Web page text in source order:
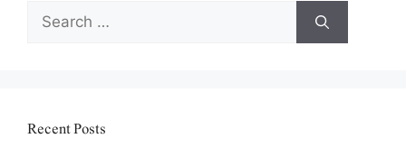
Search
for:
Recent Posts